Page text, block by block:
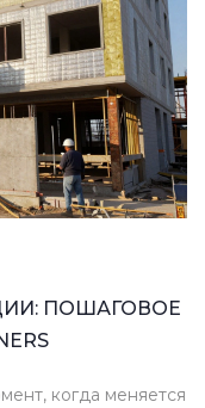
ПОШАГОВОЕ
когда меняется